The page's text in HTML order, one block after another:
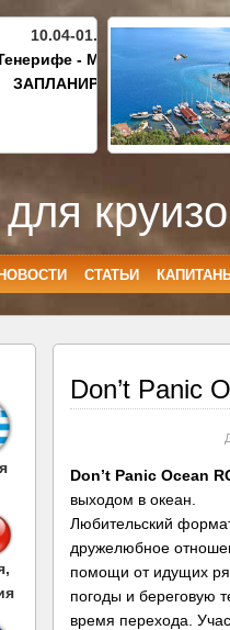
10.04-01.05.2027
- Майорка
ЗАПЛАНИРОВАНО
НОВОСТИ СТАТЬИ
Don’t Panic
Don’t Panic Ocean
выходом в океан.
Любительский
дружелюбное
помощи от идущих
погоды и береговую
время перехода.